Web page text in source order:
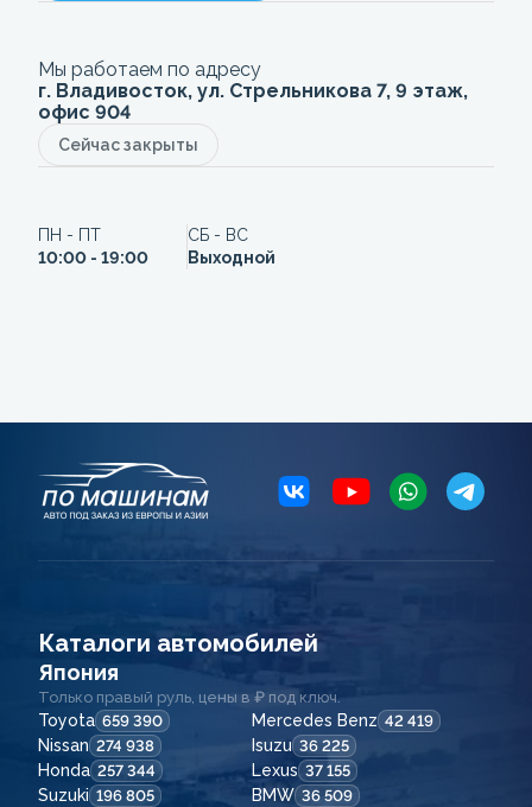
Мы работаем по адресу
г. Владивосток, ул. Стрельникова 7, 9 этаж,
офис 904
Сейчас закрыты
ПН - ПТ
10:00 - 19:00
СБ - ВС
Выходной
Каталоги автомобилей
Япония
Только правый руль, цены в ₽ под ключ.
Toyota 659 390 Mercedes Benz 42 419
Nissan 274 938 Isuzu 36 225
Honda 257 344 Lexus 37 155
Suzuki 196 805 BMW 36 509